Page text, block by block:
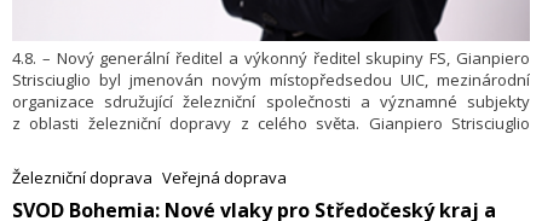
4.8. – Nový generální ředitel a výkonný ředitel skupiny FS, Gianpiero
Strisciuglio byl jmenován novým místopředsedou UIC, mezinárodní
organizace sdružující železniční společnosti a významné subjekty
z oblasti železniční dopravy z celého světa. Gianpiero Strisciuglio
bývalého generálního ředitele skupiny FS.
Železniční doprava Veřejná doprava
​SVOD Bohemia: Nové vlaky pro Středočeský kraj a